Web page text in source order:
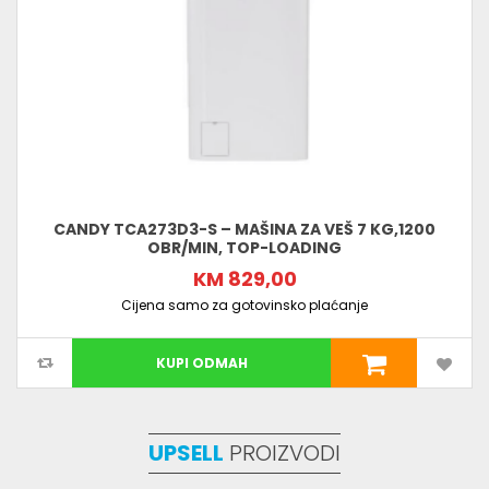
CANDY TCA273D3-S – MAŠINA ZA VEŠ 7 KG,1200
OBR/MIN, TOP-LOADING
KM 829,00
Cijena samo za gotovinsko plaćanje
KUPI ODMAH
UPSELL PROIZVODI